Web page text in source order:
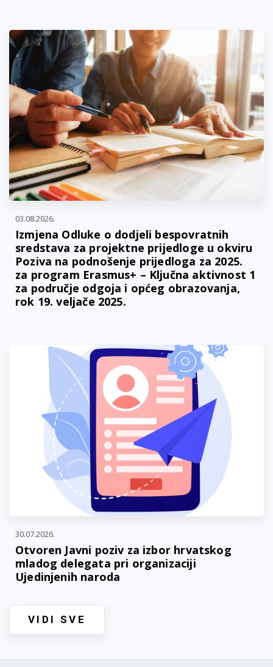
03.08.2026.
Izmjena Odluke o dodjeli bespovratnih
sredstava za projektne prijedloge u okviru
Poziva na podnošenje prijedloga za 2025.
za program Erasmus+ – Ključna aktivnost 1
za područje odgoja i općeg obrazovanja,
rok 19. veljače 2025.
30.07.2026.
Otvoren Javni poziv za izbor hrvatskog
mladog delegata pri organizaciji
Ujedinjenih naroda
VIDI SVE